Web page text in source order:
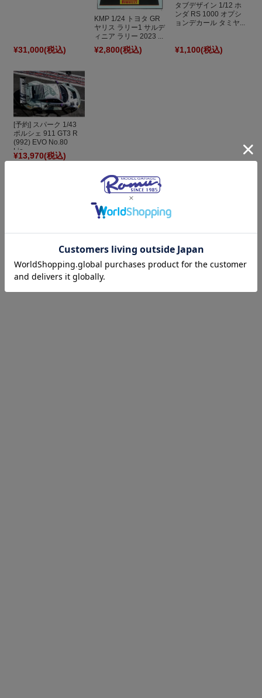
¥31,000(税込)
KMP 1/24 トヨタ GR
ヤリス ラリー1 サルデ
ィニア ラリー 2023 ...
¥2,800(税込)
タブデザイン 1/12 ホ
ンダ RS 1000 オプシ
ョンデカール タミヤ...
¥1,100(税込)
[予約] スパーク 1/43
ポルシェ 911 GT3 R
(992) EVO No.80
Lio...
¥13,970(税込)